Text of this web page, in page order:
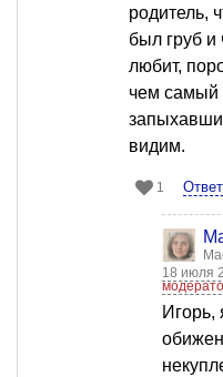
родитель,
был груб и
любит,
чем самый
видим.
1
18 июля
Игорь,